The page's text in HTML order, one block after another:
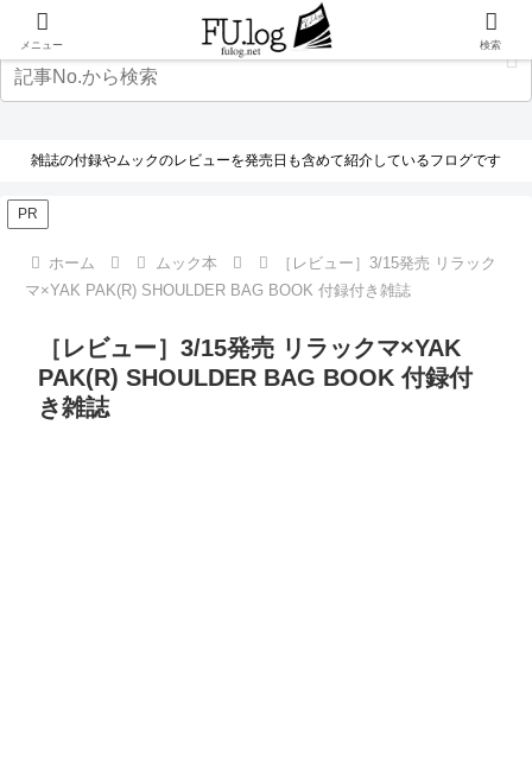
雑誌の付録やムックのレビューを発売日も含めて紹介しているフログです
PR
ホーム ムック本
［レビュー］3/15発売 リラック
マ×YAK PAK(R) SHOULDER BAG BOOK 付録付き雑誌
［レビュー］3/15発売 リラックマ×YAK
PAK(R) SHOULDER BAG BOOK 付録付
き雑誌
メニュー 検索